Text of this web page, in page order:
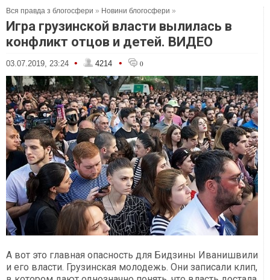
Вся правда з блогосфери » Новини блогосфери »
Игра грузинской власти вылилась в
конфликт отцов и детей. ВИДЕО
03.07.2019, 23:24 • 4214 • 0
А вот это главная опасность для Бидзины Иванишвили
и его власти. Грузинская молодежь. Они записали клип,